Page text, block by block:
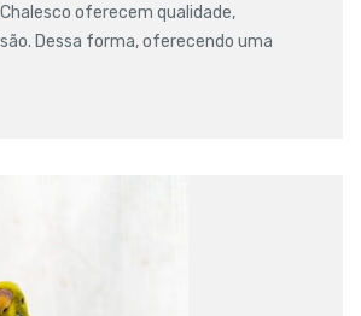
oferecem qualidade,
Dessa forma, oferecendo uma